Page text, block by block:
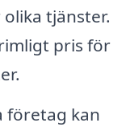
tjänster.
pris för
företag kan